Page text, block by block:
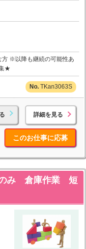
方 ※以降も継続の可能性あ
★
TKan3063S
詳細を見る
このお仕事に応募
のみ 倉庫作業 短